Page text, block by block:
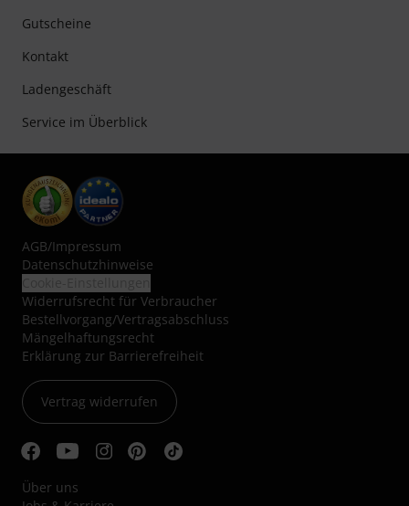
Gutscheine
Kontakt
Ladengeschäft
Service im Überblick
AGB/Impressum
Datenschutzhinweise
Widerrufsrecht für Verbraucher
Bestellvorgang/Vertragsabschluss
Mängelhaftungsrecht
Erklärung zur Barrierefreiheit
Vertrag widerrufen
Über uns